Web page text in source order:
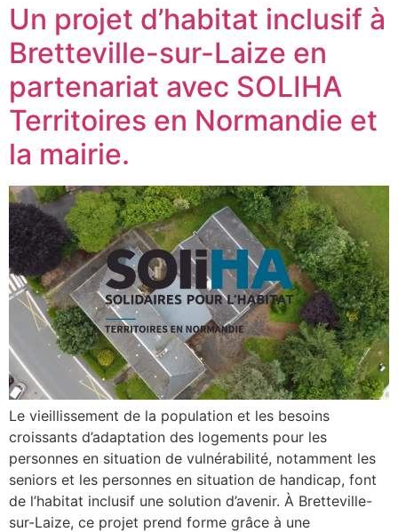
Un projet d’habitat inclusif à
Bretteville-sur-Laize en
partenariat avec SOLIHA
Territoires en Normandie et
la mairie.
Le vieillissement de la population et les besoins
croissants d’adaptation des logements pour les
personnes en situation de vulnérabilité, notamment les
seniors et les personnes en situation de handicap, font
de l’habitat inclusif une solution d’avenir. À Bretteville-
sur-Laize, ce projet prend forme grâce à une